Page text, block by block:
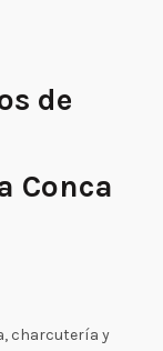
de
Conca
charcutería y